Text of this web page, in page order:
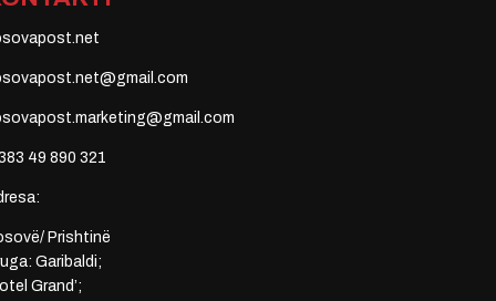
49 890 321
Prishtinë
Garibaldi;
Grand’;